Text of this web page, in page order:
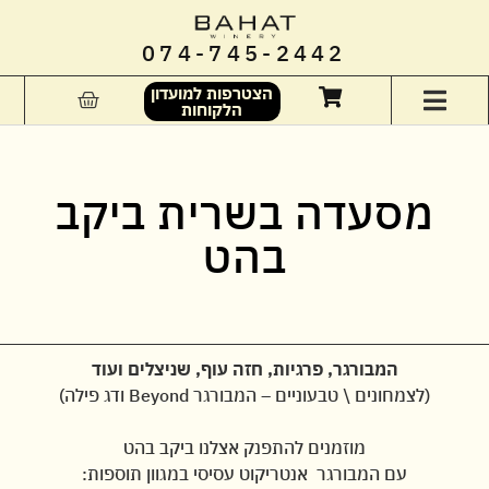
074-745-2442
הצטרפות למועדון
הלקוחות
מסעדה בשרית ביקב
בהט
המבורגר, פרגיות, חזה עוף, שניצלים ועוד
(לצמחונים \ טבעוניים – המבורגר Beyond ודג פילה)
מוזמנים להתפנק אצלנו ביקב בהט
עם המבורגר אנטריקוט עסיסי במגוון תוספות: